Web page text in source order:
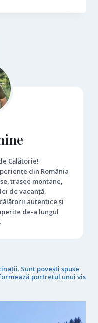
Călătorie!
din România
trasee montane,
de vacanță.
autentice și
de-a lungul
Sunt povești spuse
portretul unui vis